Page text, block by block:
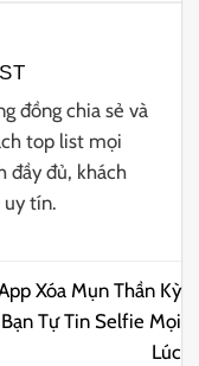
đồng chia sẻ và
top list mọi
đầy đủ, khách
uy tín.
Xóa Mụn Thần Kỳ
Tự Tin Selfie Mọi
Lúc